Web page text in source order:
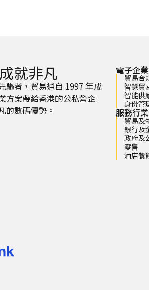
就非凡
驅者，貿易通自 1997 年成
方案帶給香港的公私營企
的數碼優勢。
電子企
貿易合
智慧貿
智能供
身份管
服務行業
貿易及
銀行及
政府及
零售
酒店餐